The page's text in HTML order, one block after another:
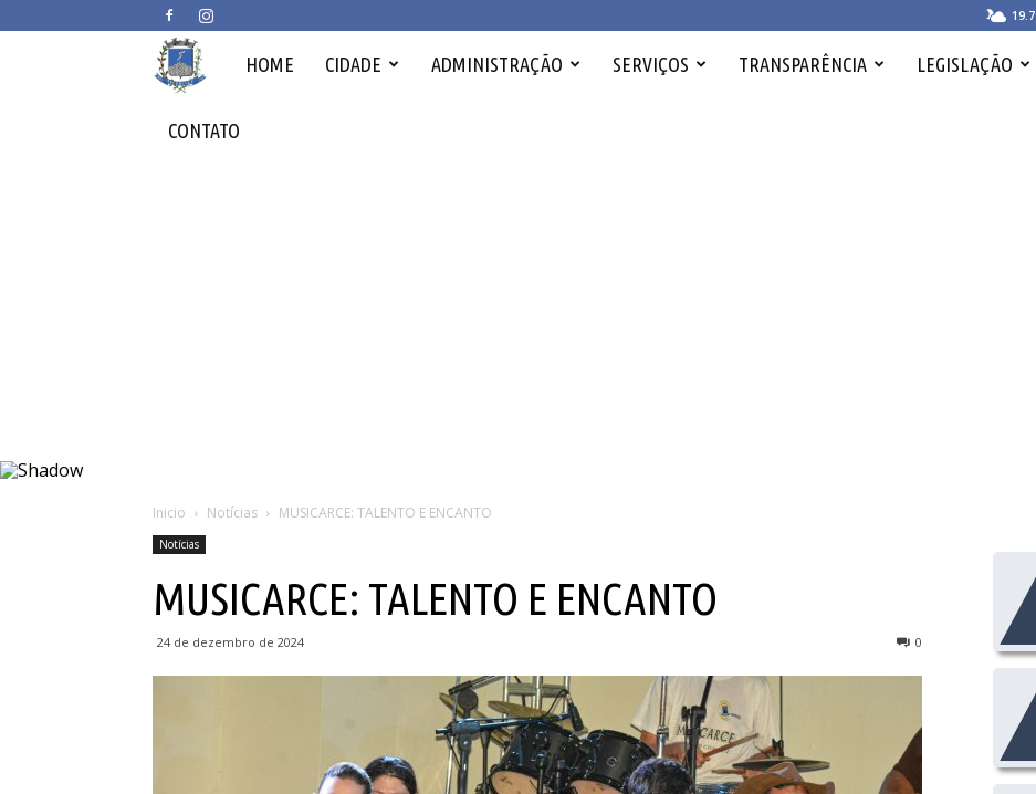
19.7
Prefeitura
Municipal
HOME CIDADE ADMINISTRAÇÃO SERVIÇOS TRANSPARÊNCIA LEGISLAÇÃO
CONTATO
Inicio Notícias MUSICARCE: TALENTO E ENCANTO
Notícias
MUSICARCE: TALENTO E ENCANTO
24 de dezembro de 2024 0